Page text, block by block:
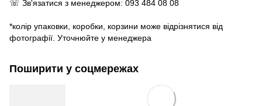
☏ Зв'язатися з менеджером: 093 484 08 08
*колір упаковки, коробки, корзини може відрізнятися від
фотографії. Уточнюйте у менеджера
Поширити у соцмережах